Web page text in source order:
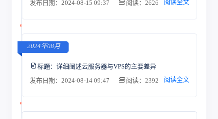
发布日期：2024-08-15 09:37
阅读：2626 阅读全文
2024年08月
标题： 详细阐述云服务器与VPS的主要差异
发布日期：2024-08-14 09:47
阅读：2392 阅读全文